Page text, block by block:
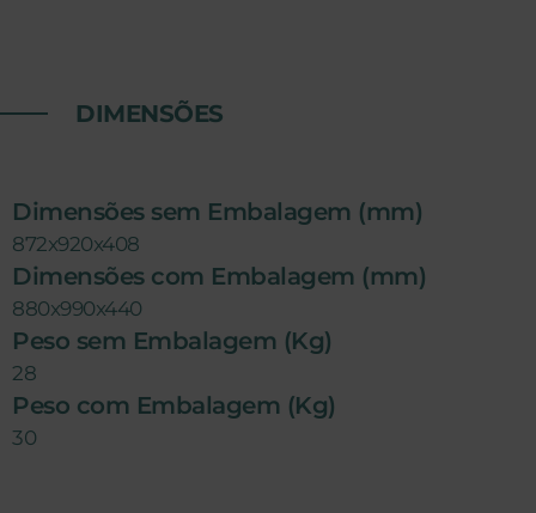
DIMENSÕES
Dimensões sem Embalagem (mm)
872x920x408
Dimensões com Embalagem (mm)
880x990x440
Peso sem Embalagem (Kg)
28
Peso com Embalagem (Kg)
30